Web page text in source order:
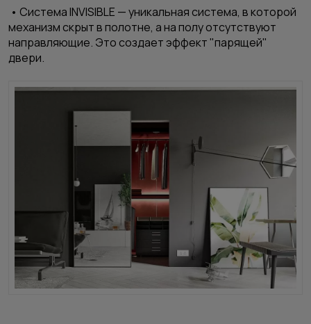
• СистемаINVISIBLE — уникальная система, в которой
механизм скрыт в полотне, а на полу отсутствуют
направляющие. Это создает эффект "парящей"
двери.